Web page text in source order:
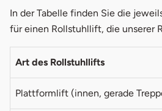
In der Tabelle finden Sie die
für einen Rollstuhllift, die unserer
Art des Rollstuhllifts
Plattformlift (innen, gerade